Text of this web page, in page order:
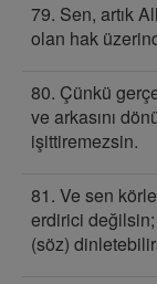
79. Sen, artık
olan hak
80. Çünkü
ve arkasını
işittiremezsin.
81. Ve sen
erdirici
(söz)